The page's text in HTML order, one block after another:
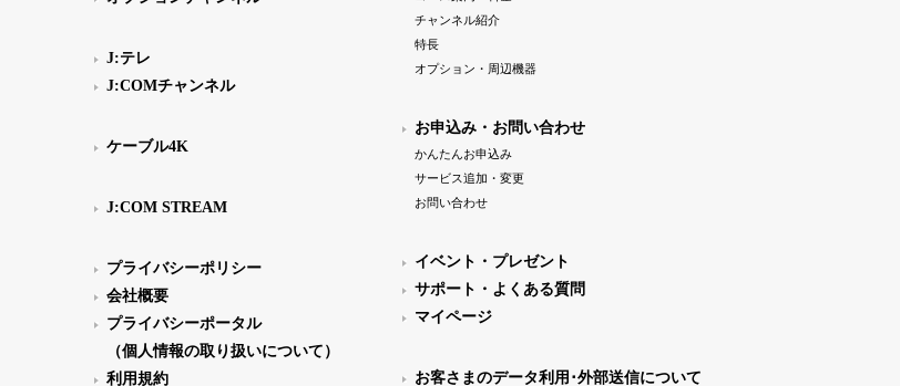
J:テレ
J:COMチャンネル
ケーブル4K
J:COM STREAM
プライバシーポリシー
会社概要
プライバシーポータル
（個人情報の取り扱いについて）
利用規約
チャンネル紹介
特長
オプション・周辺機器
お申込み・お問い合わせ
かんたんお申込み
サービス追加・変更
お問い合わせ
イベント・プレゼント
サポート・よくある質問
マイページ
お客さまのデータ利用･外部送信について